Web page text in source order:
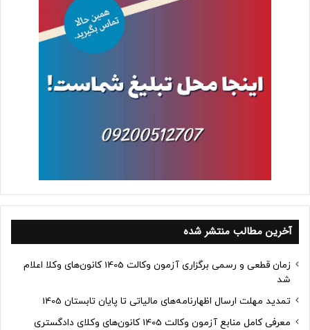
آخرین مطالب منتشر شده
زمان قطعی و رسمی برگزاری آزمون وکالت 1405 کانون‌های وکلا اعلام
شد
تمدید مهلت ارسال اظهارنامه‌های مالیاتی تا پایان تابستان 1405
معرفی کامل منابع آزمون وکالت 1405 کانون‌های وکلای دادگستری